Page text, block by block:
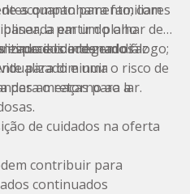
quanto parafamiliares
em um plano
e coordenado faz
acompanhamento; com
a partir do olhar de
em diálogo;
e uma
para o retorno ao lar.
integrados
para diminuir o risco de
ameaças para a
de cuidados na oferta
contribuir para
continuados